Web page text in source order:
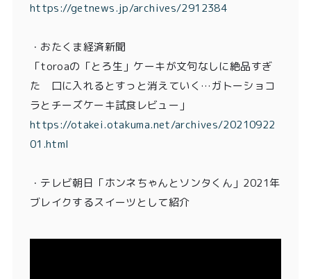
https://getnews.jp/archives/2912384
・おたくま経済新聞
「toroaの「とろ生」ケーキが文句なしに絶品すぎ
た 口に入れるとすっと消えていく…ガトーショコ
ラとチーズケーキ試食レビュー」
https://otakei.otakuma.net/archives/20210922
01.html
・ テレビ朝日「ホンネちゃんとソンタくん」2021年
ブレイクするスイーツとして紹介